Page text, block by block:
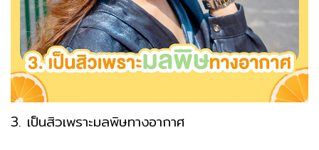
3. เป็นสิวเพราะมลพิษทางอากาศ